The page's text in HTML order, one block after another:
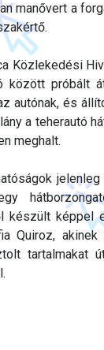
manővert a
Közlekedési
között próbált
autónak, és
a teherautó
meghalt.
készült képpel
Quiroz,
tartalmakat